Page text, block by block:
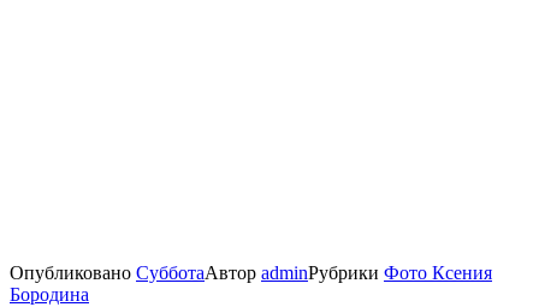
Опубликовано СубботаАвтор adminРубрики Фото Ксения
Бородина